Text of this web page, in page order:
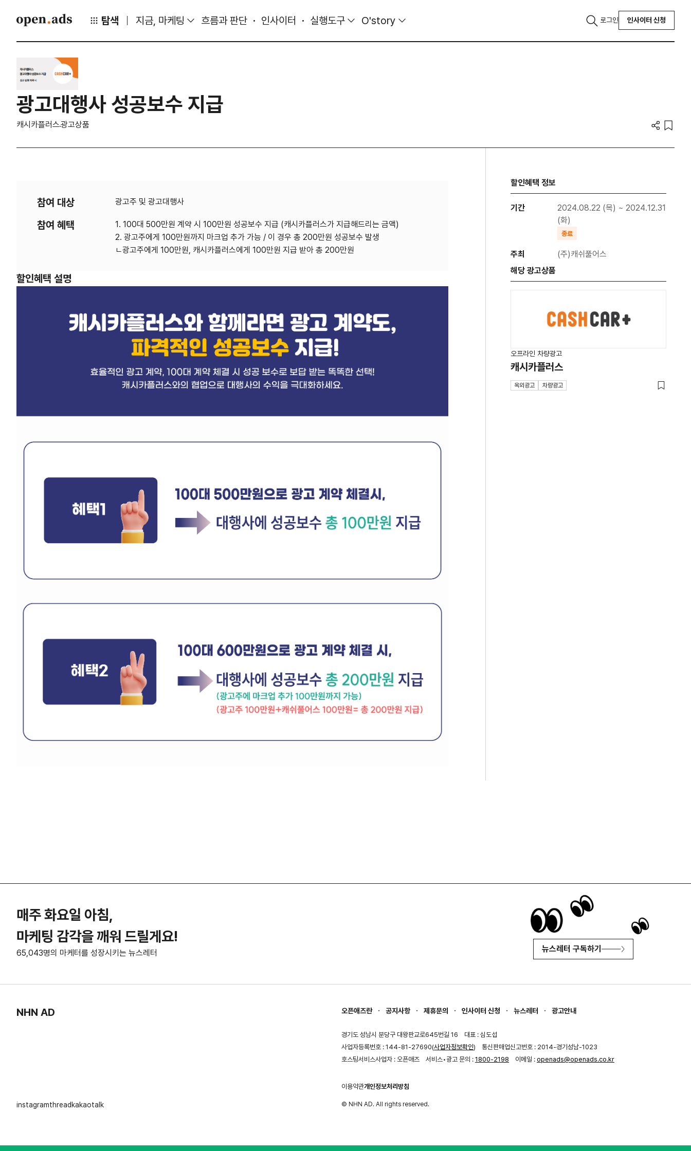
탐색 지금, 마케팅 흐름과 판단 인사이터 실행도구 O'story 로그인 인사이터 신청
광고대행사 성공보수 지급
캐시카플러스광고상품
참여 대상 광고주 및 광고대행사
참여 혜택
1. 100대 500만원 계약 시 100만원 성공보수 지급 (캐시카플러스가 지급해드리는 금액)
2. 광고주에게 100만원까지 마크업 추가 가능 / 이 경우 총 200만원 성공보수 발생
ㄴ광고주에게 100만원, 캐시카플러스에게 100만원 지급 받아 총 200만원
할인혜택 설명
할인혜택 정보
기간
2024.08.22 (목) ~ 2024.12.31
(화)
종료
주최
(주)캐쉬풀어스
해당 광고상품
오프라인 차량광고
캐시카플러스
옥외광고 차량광고
매주 화요일 아침,
마케팅 감각을 깨워 드릴게요!
65,043명의 마케터를 성장시키는 뉴스레터 뉴스레터 구독하기
NHN AD 오픈애즈란 공지사항 제휴문의 인사이터 신청 뉴스레터 광고안내
경기도 성남시 분당구 대왕판교로645번길 16
대표 : 심도섭
사업자등록번호 : 144-81-27690(사업자정보확인)
통신판매업신고번호 : 2014-경기성남-1023
호스팅서비스사업자 : 오픈애즈
서비스•광고 문의 : 1800-2198 이메일 : openads@openads.co.kr
이용약관개인정보처리방침
instagramthread kakaotalk © NHN AD. All rights reserved.